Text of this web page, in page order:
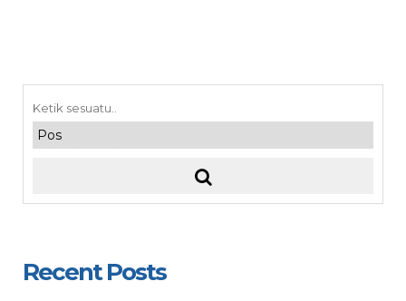
Recent Posts